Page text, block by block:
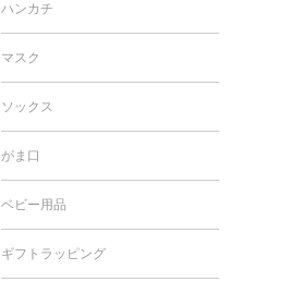
ハンカチ
マスク
ソックス
がま口
ベビー用品
ギフトラッピング